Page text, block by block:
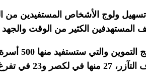
ولوج الأشخاص المستفيدين من
المستهدفين الكثير من الوقت
تفرغ زينه.